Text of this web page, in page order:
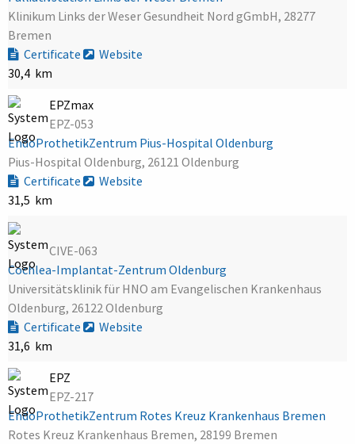
Klinikum Links der Weser Gesundheit Nord gGmbH, 28277
Bremen
Certificate
Website
30,4 km
EPZmax
EPZ-053
EndoProthetikZentrum Pius-Hospital Oldenburg
Pius-Hospital Oldenburg, 26121 Oldenburg
Certificate
Website
31,5 km
CIVE-063
Cochlea-Implantat-Zentrum Oldenburg
Universitätsklinik für HNO am Evangelischen Krankenhaus
Oldenburg, 26122 Oldenburg
Certificate
Website
31,6 km
EPZ
EPZ-217
EndoProthetikZentrum Rotes Kreuz Krankenhaus Bremen
Rotes Kreuz Krankenhaus Bremen, 28199 Bremen